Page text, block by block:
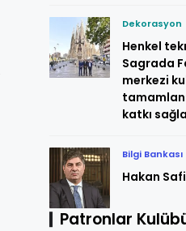
Dekorasyon
Henkel
Sagrada
merkezi
katkı
Bilgi Bankası
Hakan
Patronlar